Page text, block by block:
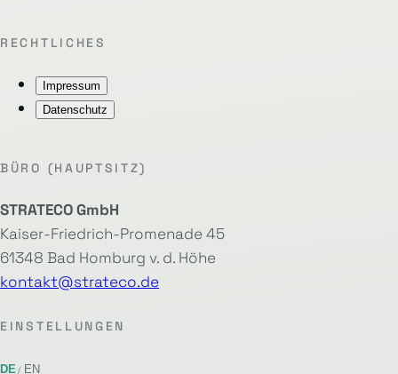
RECHTLICHES
Impressum
Datenschutz
BÜRO (HAUPTSITZ)
STRATECO GmbH
Kaiser-Friedrich-Promenade 45
61348 Bad Homburg v. d. Höhe
kontakt@strateco.de
EINSTELLUNGEN
DE EN